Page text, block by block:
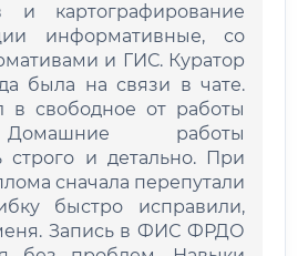
и картографирование
информативные, со
и ГИС. Куратор
была на связи в чате.
в свободное от работы
работы
строго и детально. При
сначала перепутали
быстро исправили,
Запись в ФИС ФРДО